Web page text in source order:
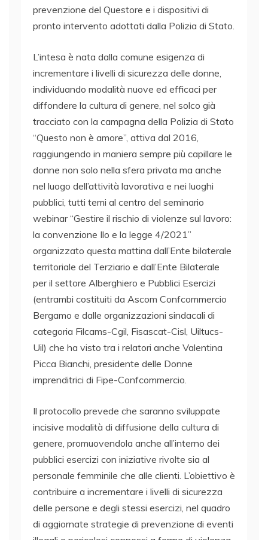
prevenzione del Questore e i dispositivi di
pronto intervento adottati dalla Polizia di Stato.
L’intesa è nata dalla comune esigenza di
incrementare i livelli di sicurezza delle donne,
individuando modalità nuove ed efficaci per
diffondere la cultura di genere, nel solco già
tracciato con la campagna della Polizia di Stato
“Questo non è amore”, attiva dal 2016,
raggiungendo in maniera sempre più capillare le
donne non solo nella sfera privata ma anche
nel luogo dell’attività lavorativa e nei luoghi
pubblici, tutti temi al centro del seminario
webinar “Gestire il rischio di violenze sul lavoro:
la convenzione Ilo e la legge 4/2021”
organizzato questa mattina dall’Ente bilaterale
territoriale del Terziario e dall’Ente Bilaterale
per il settore Alberghiero e Pubblici Esercizi
(entrambi costituiti da Ascom Confcommercio
Bergamo e dalle organizzazioni sindacali di
categoria Filcams-Cgil, Fisascat-Cisl, Uiltucs-
Uil) che ha visto tra i relatori anche Valentina
Picca Bianchi, presidente delle Donne
imprenditrici di Fipe-Confcommercio.
Il protocollo prevede che saranno sviluppate
incisive modalità di diffusione della cultura di
genere, promuovendola anche all’interno dei
pubblici esercizi con iniziative rivolte sia al
personale femminile che alle clienti. L’obiettivo è
contribuire a incrementare i livelli di sicurezza
delle persone e degli stessi esercizi, nel quadro
di aggiornate strategie di prevenzione di eventi